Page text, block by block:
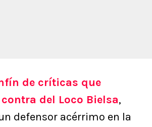
de críticas que
del Loco Bielsa,
defensor acérrimo en la